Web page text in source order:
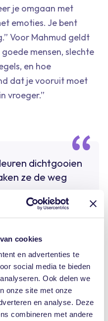
cookies
en advertenties te
social media te bieden
Ook delen we
onze site met onze
en analyse. Deze
combineren met andere
je omgaan met
emoties. Je bent
Voor Mahmud geldt
mensen, slechte
en hoe
dat je vooruit moet
vroeger.”
dichtgooien
ze de weg
altijd makkelijk.
structuur: beide